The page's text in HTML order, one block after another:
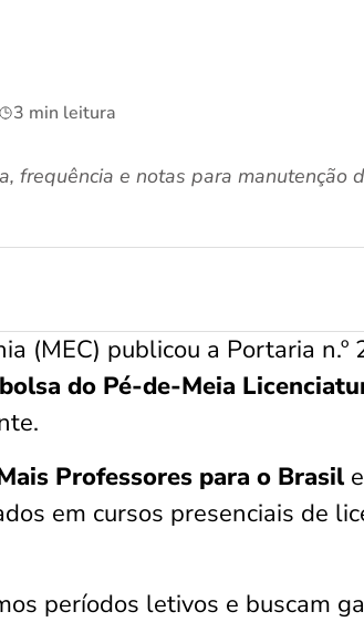
3 min leitura
frequência e notas para manutenção
(MEC) publicou a Portaria n.º
do Pé-de-Meia
Professores para o Brasil
em cursos presenciais de
períodos letivos e buscam